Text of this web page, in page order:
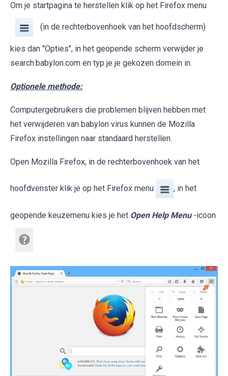
Om je startpagina te herstellen klik op het Firefox menu
(in de rechterbovenhoek van het hoofdscherm)
kies dan "Opties", in het geopende scherm verwijder je
search.babylon.com en typ je je gekozen domein in.
Optionele methode:
Computergebruikers die problemen blijven hebben met
het verwijderen van babylon virus kunnen de Mozilla
Firefox instellingen naar standaard herstellen.
Open Mozilla Firefox, in de rechterbovenhoek van het
hoofdvenster klik je op het Firefox menu , in het
geopende keuzemenu kies je het Open Help Menu -icoon